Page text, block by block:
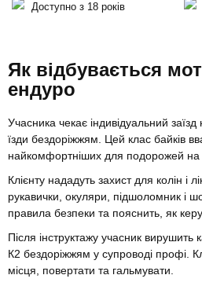
Доступно з 18 років
Як відбувається
ендуро
Учасника чекає індивідуальний
їзди бездоріжжям. Цей клас байків
найкомфортніших для подорожей на
Клієнту нададуть захист для колін і
рукавички, окуляри, підшоломник і
правила безпеки та пояснить, як
Після інструктажу учасник вирушить
К2 бездоріжжям у супроводі профі.
місця, повертати та гальмувати.